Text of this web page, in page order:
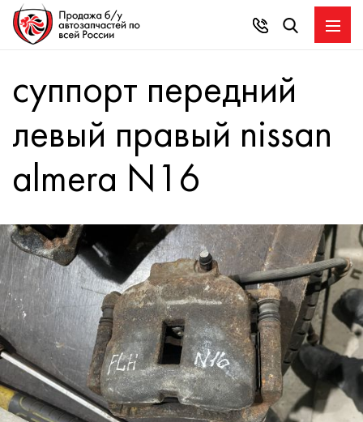
суппорт передний
левый правый nissan
almera N16